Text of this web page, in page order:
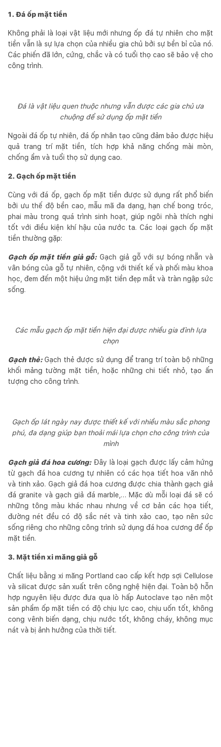
1. Đá ốp mặt tiền
Không phải là loại vật liệu mới nhưng ốp đá tự nhiên cho mặt
tiền vẫn là sự lựa chọn của nhiều gia chủ bởi sự bền bỉ của nó.
Các phiến đã lớn, cứng, chắc và có tuổi thọ cao sẽ bảo vệ cho
công trình.
Đá là vật liệu quen thuộc nhưng vẫn được các gia chủ ưa
chuộng để sử dụng ốp mặt tiền
Ngoài đá ốp tự nhiên, đá ốp nhân tạo cũng đảm bảo được hiệu
quả trang trí mặt tiền, tích hợp khả năng chống mài mòn,
chống ẩm và tuổi thọ sử dụng cao.
2. Gạch ốp mặt tiền
Cùng với đá ốp, gạch ốp mặt tiền được sử dụng rất phổ biến
bởi ưu thế độ bền cao, mẫu mã đa dạng, hạn chế bong tróc,
phai màu trong quá trình sinh hoạt, giúp ngôi nhà thích nghi
tốt với điều kiện khí hậu của nước ta. Các loại gạch ốp mặt
tiền thường gặp:
Gạch ốp mặt tiền giả gỗ:Gạch giả gỗ với sự bóng nhẵn và
vân bóng của gỗ tự nhiên, cộng với thiết kế và phối màu khoa
học, đem đến một hiệu ứng mặt tiền đẹp mắt và tràn ngập sức
sống.
Các mẫu gạch ốp mặt tiền hiện đại được nhiều gia đình lựa
chọn
Gạch thẻ:Gạch thẻ được sử dụng để trang trí toàn bộ những
khối mảng tường mặt tiền, hoặc những chi tiết nhỏ, tạo ấn
tượng cho công trình.
Gạch ốp lát ngày nay được thiết kế với nhiều màu sắc phong
phú, đa dạng giúp bạn thoải mái lựa chọn cho công trình của
mình
Gạch giả đá hoa cương:Đây là loại gạch được lấy cảm hứng
từ gạch đá hoa cương tự nhiên có các họa tiết hoa văn nhỏ
và tinh xảo. Gạch giả đá hoa cương được chia thành gạch giả
đá granite và gạch giả đá marble,… Mặc dù mỗi loại đá sẽ có
những tông màu khác nhau nhưng về cơ bản các họa tiết,
đường nét đều có độ sắc nét và tinh xảo cao, tạo nên sức
sống riêng cho những công trình sử dụng đá hoa cương để ốp
mặt tiền.
3. Mặt tiền xi măng giả gỗ
Chất liệu bằng xi măng Portland cao cấp kết hợp sợi Cellulose
và silicat được sản xuất trên công nghệ hiện đại. Toàn bộ hỗn
hợp nguyên liệu được đưa qua lò hấp Autoclave tạo nên một
sản phẩm ốp mặt tiền có độ chịu lực cao, chịu uốn tốt, không
cong vênh biến dạng, chịu nước tốt, không cháy, không mục
nát và bị ảnh hưởng của thời tiết.